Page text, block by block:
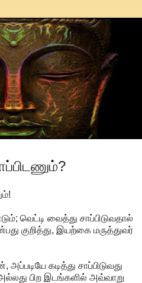
வெட்டி வைத்து சாப்பிடுவதால்
குறித்து, இயற்கை மருத்துவர்
கடித்து சாப்பிடுவது
பிற இடங்களில் அவ்வாறு